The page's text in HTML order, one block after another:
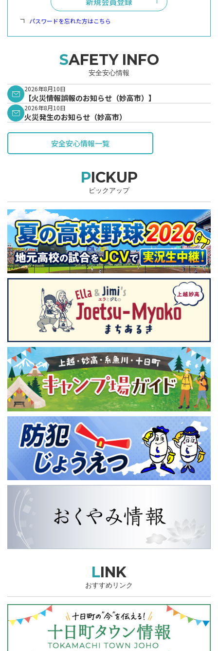
パスワードを忘れた方はこちら
SAFETY INFO
安全安心情報
2026年8月10日
【火災情報誤報のお知らせ（妙高市）】
2026年8月10日
火災発生のお知らせ（妙高市）
安全安心情報一覧
PICKUP
ピックアップ
LINK
おすすめリンク